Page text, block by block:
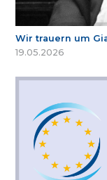
Wir trauern um
19.05.2026